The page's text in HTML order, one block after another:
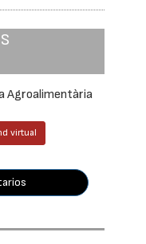
Agroalimentària
virtual